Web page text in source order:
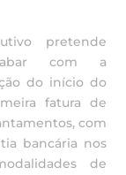
pretende
com a
do início do
fatura de
com
bancária nos
de